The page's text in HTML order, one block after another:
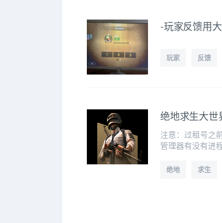
-玩家反馈用
玩家 反馈
绝地求生大世
注意：过租号之
管理器有没有进
绝地 求生